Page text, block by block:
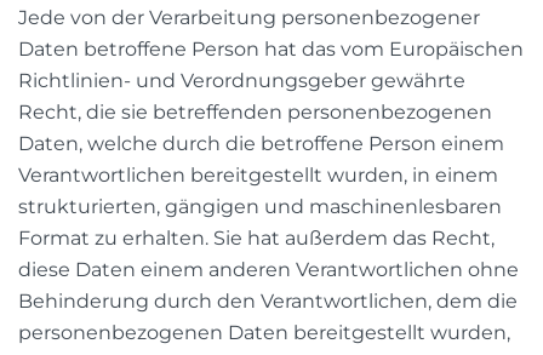
Jede von der Verarbeitung personenbezogener
Daten betroffene Person hat das vom Europäischen
Richtlinien- und Verordnungsgeber gewährte
Recht, die sie betreffenden personenbezogenen
Daten, welche durch die betroffene Person einem
Verantwortlichen bereitgestellt wurden, in einem
strukturierten, gängigen und maschinenlesbaren
Format zu erhalten. Sie hat außerdem das Recht,
diese Daten einem anderen Verantwortlichen ohne
Behinderung durch den Verantwortlichen, dem die
personenbezogenen Daten bereitgestellt wurden,